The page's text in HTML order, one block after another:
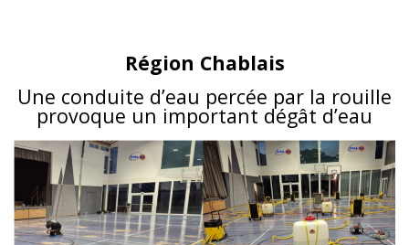
Région Chablais
Une conduite d’eau percée par la rouille
provoque un important dégât d’eau